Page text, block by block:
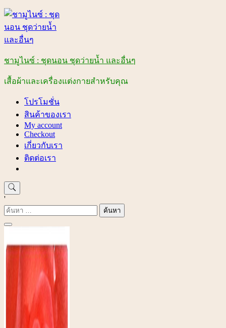
Skip
content
ชามูไนซ์ : ชุดนอน ชุดว่ายน้ำ และอื่นๆ
เสื้อผ้าและเครื่องแต่งกายสำหรับคุณ
โปรโมชั่น
สินค้าของเรา
My account
Checkout
เกี่ยวกับเรา
ติดต่อเรา
'
ค้นหา
สำหรับ: